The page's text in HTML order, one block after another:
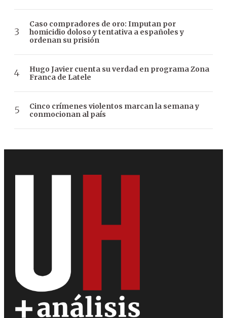
Caso compradores de oro: Imputan por
homicidio doloso y tentativa a españoles y
ordenan su prisión
Hugo Javier cuenta su verdad en programa Zona
Franca de Latele
Cinco crímenes violentos marcan la semana y
conmocionan al país